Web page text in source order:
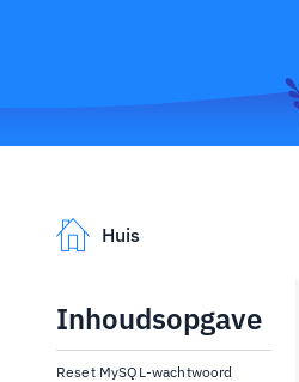
Huis
Inhoudsopgave
Reset MySQL-wachtwoord